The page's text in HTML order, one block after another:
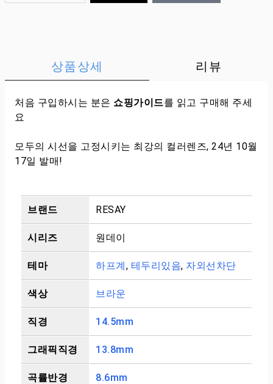
상품상세 리뷰
처음 구입하시는 분은 쇼핑가이드를 읽고 구매해 주세
요
모두의 시선을 고정시키는 최강의 컬러렌즈, 24년 10월
17일 발매!
브랜드 RESAY
시리즈 원데이
테마 하프계, 테두리있음, 자외선차단
색상 브라운
직경 14.5mm
그래픽직경 13.8mm
곡률반경 8.6mm